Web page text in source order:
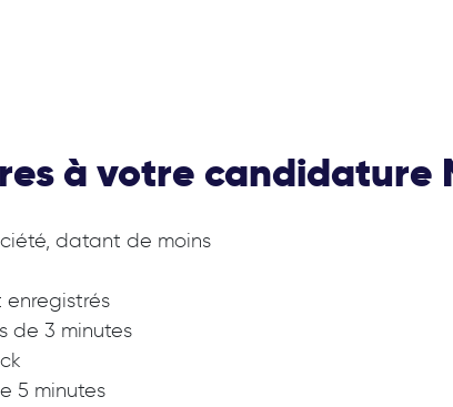
à votre candidature
datant de moins
de 3 minutes
5 minutes